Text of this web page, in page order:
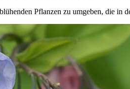
Pflanzen zu umgeben, die in